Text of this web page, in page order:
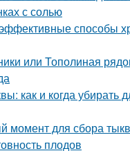
с солью
способы
или Тополиная
как и когда убирать
момент для сбора
плодов